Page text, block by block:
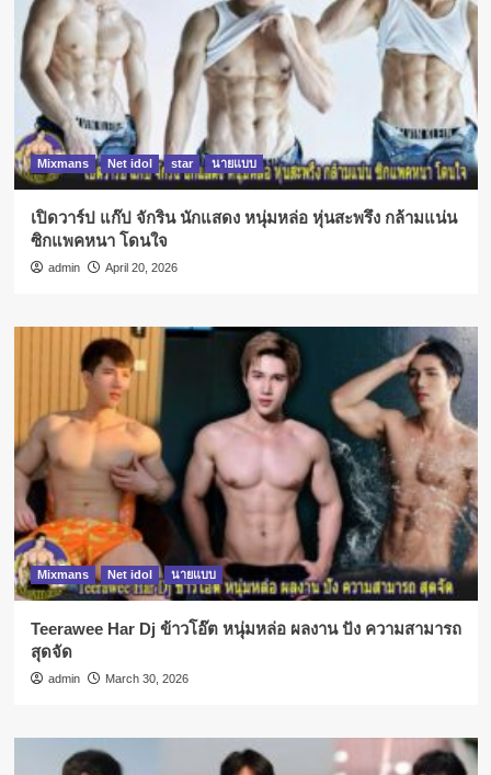
Mixmans Net idol star นายแบบ
เปิดวาร์ป แก๊ป จักริน นักแสดง หนุ่มหล่อ หุ่นสะพรึง กล้ามแน่น
ซิกแพคหนา โดนใจ
admin April 20, 2026
Mixmans Net idol นายแบบ
Teerawee Har Dj ข้าวโอ๊ต หนุ่มหล่อ ผลงาน ปัง ความสามารถ
สุดจัด
admin March 30, 2026